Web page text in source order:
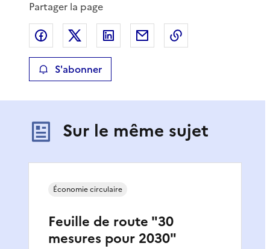
Partager la page
Partager sur Facebook
Partager sur XPartager sur LinkedIn
Partager par email
S'abonner
Sur le même sujet
Feuille de route "30
mesures pour 2030"
Économie circulaire